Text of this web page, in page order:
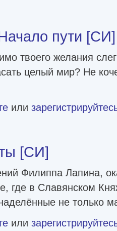
пути [СИ]
твоего желания
целый мир? Не
Начало пути [СИ]
или
[СИ]
Филиппа Лапина,
где в Славянском
не только
[СИ]
или